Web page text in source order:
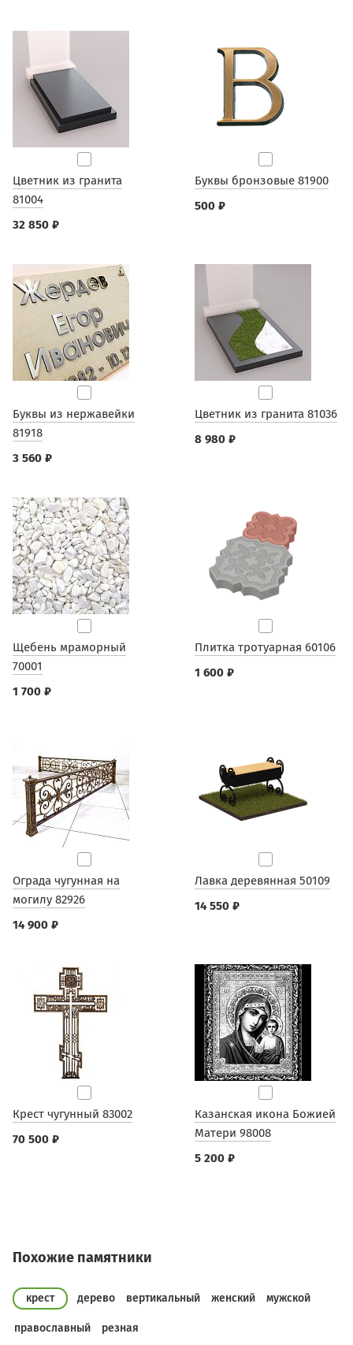
Цветник из гранита
81004
32 850 ₽
Буквы бронзовые 81900
500 ₽
Буквы из нержавейки
81918
3 560 ₽
Цветник из гранита 81036
8 980 ₽
Щебень мраморный
70001
1 700 ₽
Плитка тротуарная 60106
1 600 ₽
Ограда чугунная на
могилу 82926
14 900 ₽
Лавка деревянная 50109
14 550 ₽
Крест чугунный 83002
70 500 ₽
Казанская икона Божией
Матери 98008
5 200 ₽
Похожие памятники
крест дерево вертикальный женский мужской
православный резная